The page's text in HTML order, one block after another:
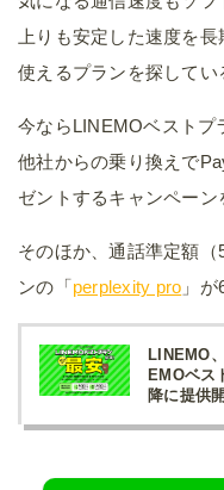
上りも安定した速度を
使えるプランを探してい
今ならLINEMOベストプ
他社からの乗り換えで
ゼントするキャンペーン
そのほか、通話準定額
ンの「perplexity pro 」
LINEMO
EMOベス
降に提供